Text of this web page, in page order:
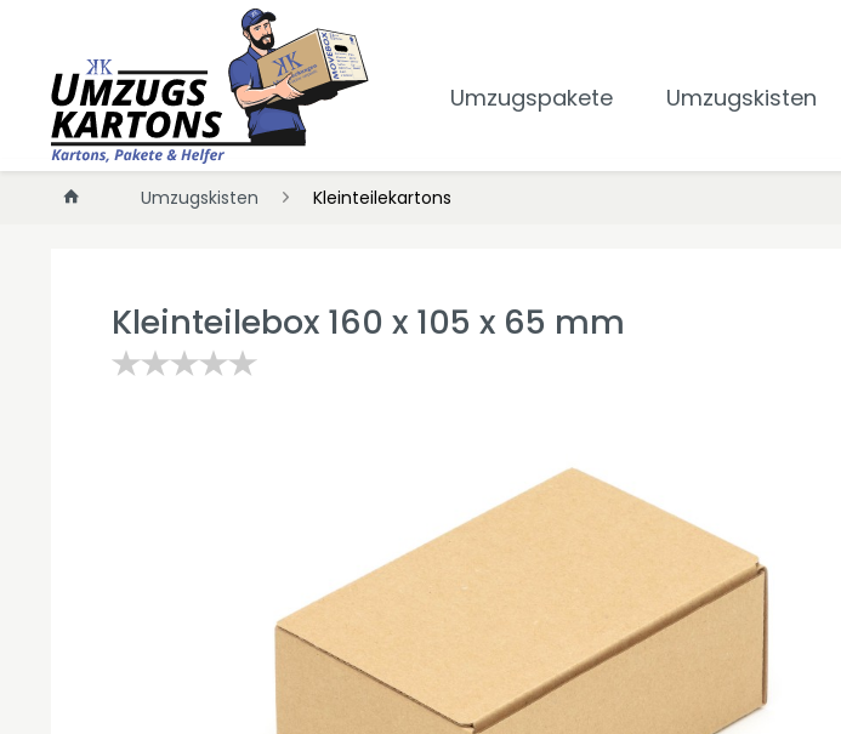
Umzugspakete Umzugskisten
Umzugskisten Kleinteilekartons
Kleinteilebox 160 x 105 x 65 mm